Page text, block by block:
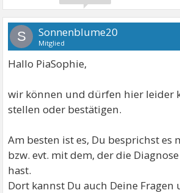
S Sonnenblume20
Mitglied
Hallo PiaSophie,
wir können und dürfen hier leider
stellen oder bestätigen.
Am besten ist es, Du besprichst es
bzw. evt. mit dem, der die
hast.
Dort kannst Du auch Deine